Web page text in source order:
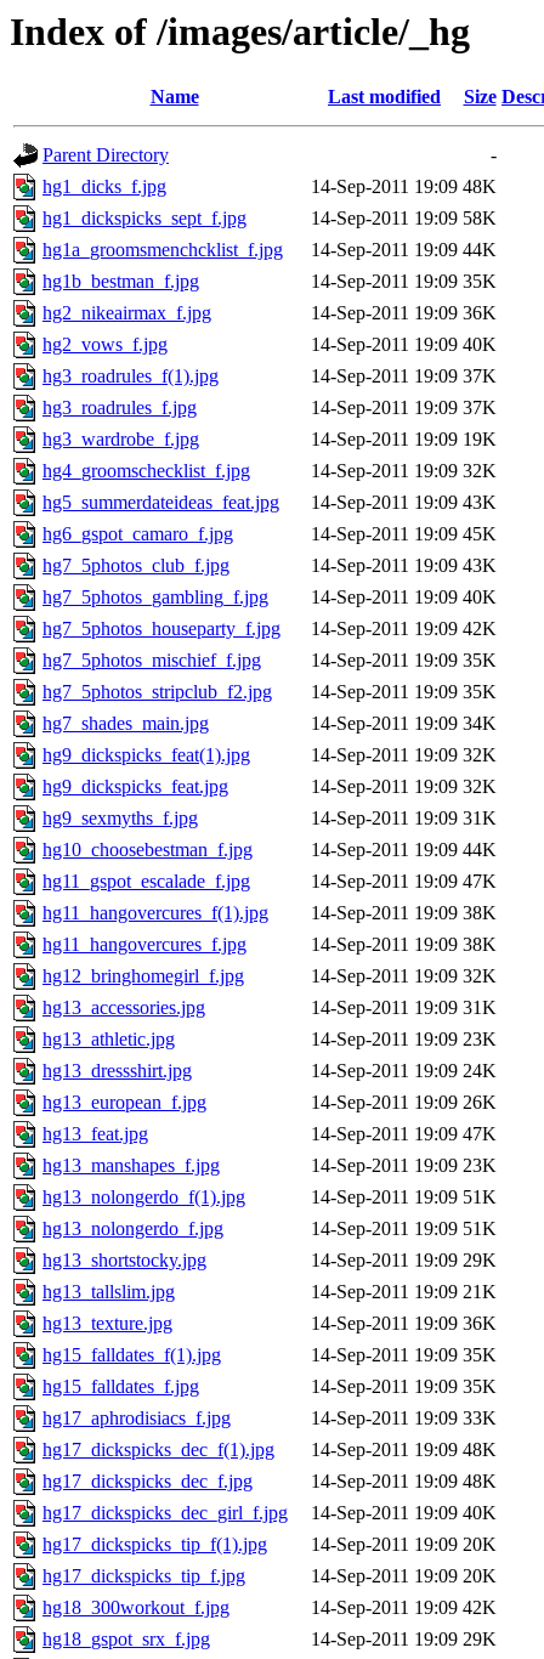
Index of /images/article/_hg
Name Last modified Size
Parent Directory
-
hg1_dicks_f.jpg
14-Sep-2011 19:09 48K
hg1_dickspicks_sept_f.jpg
14-Sep-2011 19:09 58K
hg1a_groomsmenchcklist_f.jpg
14-Sep-2011 19:09 44K
hg1b_bestman_f.jpg
14-Sep-2011 19:09 35K
hg2_nikeairmax_f.jpg
14-Sep-2011 19:09 36K
hg2_vows_f.jpg
14-Sep-2011 19:09 40K
hg3_roadrules_f(1).jpg
14-Sep-2011 19:09 37K
hg3_roadrules_f.jpg
14-Sep-2011 19:09 37K
hg3_wardrobe_f.jpg
14-Sep-2011 19:09 19K
hg4_groomschecklist_f.jpg
14-Sep-2011 19:09 32K
hg5_summerdateideas_feat.jpg
14-Sep-2011 19:09 43K
hg6_gspot_camaro_f.jpg
14-Sep-2011 19:09 45K
hg7_5photos_club_f.jpg
14-Sep-2011 19:09 43K
hg7_5photos_gambling_f.jpg
14-Sep-2011 19:09 40K
hg7_5photos_houseparty_f.jpg
14-Sep-2011 19:09 42K
hg7_5photos_mischief_f.jpg
14-Sep-2011 19:09 35K
hg7_5photos_stripclub_f2.jpg
14-Sep-2011 19:09 35K
hg7_shades_main.jpg
14-Sep-2011 19:09 34K
hg9_dickspicks_feat(1).jpg
14-Sep-2011 19:09 32K
hg9_dickspicks_feat.jpg
14-Sep-2011 19:09 32K
hg9_sexmyths_f.jpg
14-Sep-2011 19:09 31K
hg10_choosebestman_f.jpg
14-Sep-2011 19:09 44K
hg11_gspot_escalade_f.jpg
14-Sep-2011 19:09 47K
hg11_hangovercures_f(1).jpg
14-Sep-2011 19:09 38K
hg11_hangovercures_f.jpg
14-Sep-2011 19:09 38K
hg12_bringhomegirl_f.jpg
14-Sep-2011 19:09 32K
hg13_accessories.jpg
14-Sep-2011 19:09 31K
hg13_athletic.jpg
14-Sep-2011 19:09 23K
hg13_dressshirt.jpg
14-Sep-2011 19:09 24K
hg13_european_f.jpg
14-Sep-2011 19:09 26K
hg13_feat.jpg
14-Sep-2011 19:09 47K
hg13_manshapes_f.jpg
14-Sep-2011 19:09 23K
hg13_nolongerdo_f(1).jpg
14-Sep-2011 19:09 51K
hg13_nolongerdo_f.jpg
14-Sep-2011 19:09 51K
hg13_shortstocky.jpg
14-Sep-2011 19:09 29K
hg13_tallslim.jpg
14-Sep-2011 19:09 21K
hg13_texture.jpg
14-Sep-2011 19:09 36K
hg15_falldates_f(1).jpg
14-Sep-2011 19:09 35K
hg15_falldates_f.jpg
14-Sep-2011 19:09 35K
hg17_aphrodisiacs_f.jpg
14-Sep-2011 19:09 33K
hg17_dickspicks_dec_f(1).jpg
14-Sep-2011 19:09 48K
hg17_dickspicks_dec_f.jpg
14-Sep-2011 19:09 48K
hg17_dickspicks_dec_girl_f.jpg
14-Sep-2011 19:09 40K
hg17_dickspicks_tip_f(1).jpg
14-Sep-2011 19:09 20K
hg17_dickspicks_tip_f.jpg
14-Sep-2011 19:09 20K
hg18_300workout_f.jpg
14-Sep-2011 19:09 42K
hg18_gspot_srx_f.jpg
14-Sep-2011 19:09 29K